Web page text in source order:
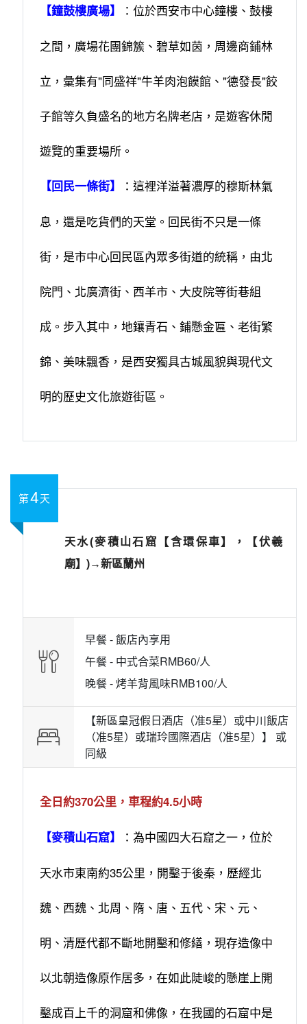
【鐘鼓樓廣場】 ：位於西安市中心鐘樓、鼓樓
之間，廣場花團錦簇、碧草如茵，周邊商鋪林
立，彙集有"同盛祥"牛羊肉泡饃館、"德發長"餃
子館等久負盛名的地方名牌老店，是遊客休閒
遊覽的重要場所。
【回民一條街】 ：這裡洋溢著濃厚的穆斯林氣
息，還是吃貨們的天堂。回民街不只是一條
街，是市中心回民區內眾多街道的統稱，由北
院門、北廣濟街、西羊市、大皮院等街巷組
成。步入其中，地鑲青石、鋪懸金匾、老街繁
錦、美味飄香，是西安獨具古城風貌與現代文
明的歷史文化旅遊街區。
第4天
天水(麥積山石窟【含環保車】，【伏羲
廟】)→新區蘭州
早餐 -飯店內享用
午餐 - 中式合菜RMB60/人
晚餐 -烤羊背風味RMB100/人
【新區皇冠假日酒店（准5星）或中川飯店
（准5星）或瑞玲國際酒店（准5星）】 或
同級
全日約370公里，車程約4.5小時
【麥積山石窟】 ：為中國四大石窟之一，位於
天水市東南約35公里，開鑿于後秦，歷經北
魏、西魏、北周、隋、唐、五代、宋、元、
明、清歷代都不斷地開鑿和修繕，現存造像中
以北朝造像原作居多，在如此陡峻的懸崖上開
鑿成百上千的洞窟和佛像，在我國的石窟中是